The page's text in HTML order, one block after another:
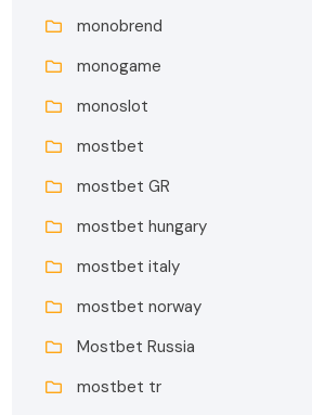
monobrend
monogame
monoslot
mostbet
mostbet GR
mostbet hungary
mostbet italy
mostbet norway
Mostbet Russia
mostbet tr